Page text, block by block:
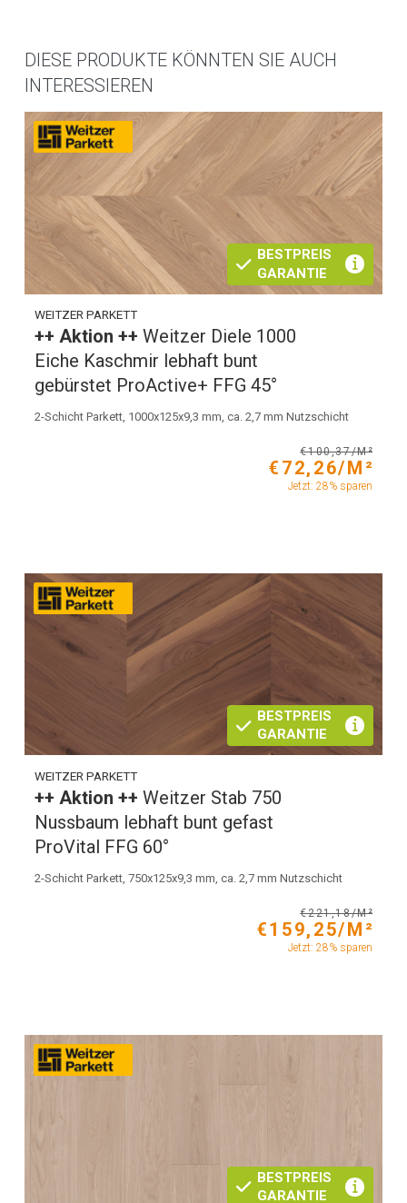
DIESE PRODUKTE KÖNNTEN SIE AUCH
INTERESSIEREN
BESTPREIS
GARANTIE
WEITZER PARKETT
++ Aktion ++Weitzer Diele 1000
Eiche Kaschmir lebhaft bunt
gebürstet ProActive+ FFG 45°
2-Schicht Parkett, 1000x125x9,3 mm, ca. 2,7 mm Nutzschicht
€100,37/M²
€72,26/M²
Jetzt: 28% sparen
BESTPREIS
GARANTIE
WEITZER PARKETT
++ Aktion ++Weitzer Stab 750
Nussbaum lebhaft bunt gefast
ProVital FFG 60°
2-Schicht Parkett, 750x125x9,3 mm, ca. 2,7 mm Nutzschicht
€221,18/M²
€159,25/M²
Jetzt: 28% sparen
BESTPREIS
GARANTIE